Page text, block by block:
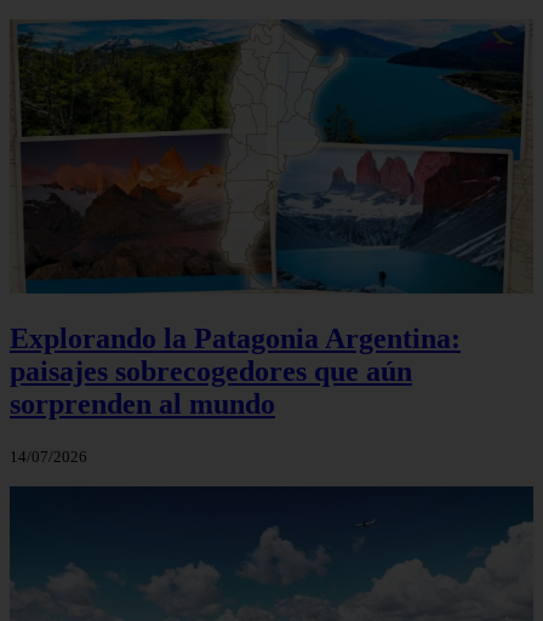
Explorando la Patagonia Argentina:
paisajes sobrecogedores que aún
sorprenden al mundo
14/07/2026